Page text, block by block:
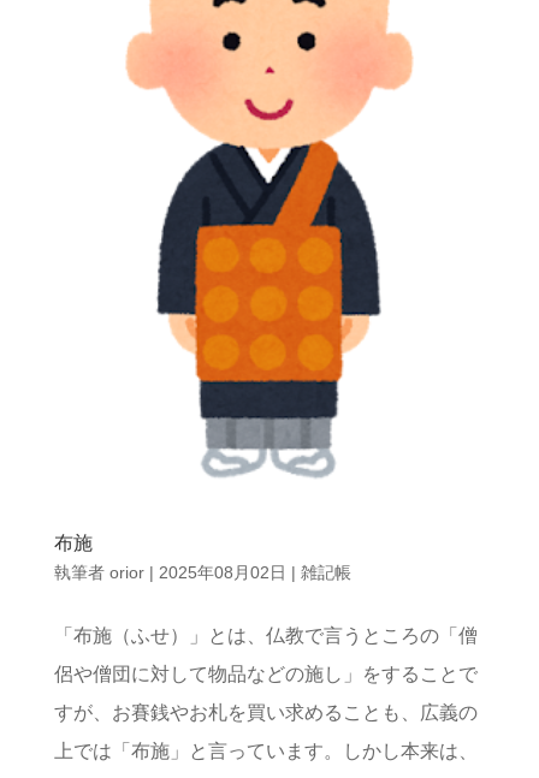
布施
執筆者 orior| 2025年08月02日 | 雑記帳
「布施（ふせ）」とは、仏教で言うところの「僧
侶や僧団に対して物品などの施し」をすることで
すが、お賽銭やお札を買い求めることも、広義の
上では「布施」と言っています。しかし本来は、